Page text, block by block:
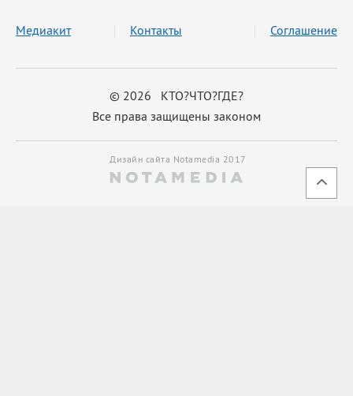
© 2026 КТО?ЧТО?ГДЕ?
Все права защищены законом
Медиакит Контакты Соглашение
Дизайн сайта Notamedia 2017